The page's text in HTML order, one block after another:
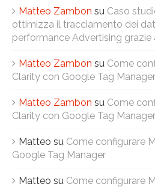
Matteo Zambon su Caso
ottimizza il tracciamento dei
performance Advertising grazie
Matteo Zambon su Come
Clarity con Google Tag Manager
Matteo Zambon su Come
Clarity con Google Tag Manager
Matteo su Come configurare
Google Tag Manager
Matteo su Come configurare